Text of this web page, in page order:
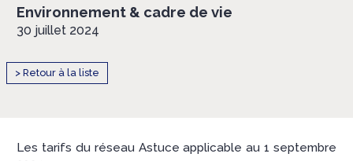
Environnement & cadre de vie
30 juillet 2024
> Retour à la liste
Les tarifs du réseau Astuce applicable au 1 septembre